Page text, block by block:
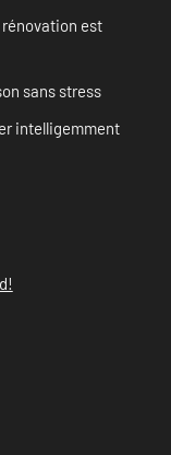
est
sans stress
intelligemment